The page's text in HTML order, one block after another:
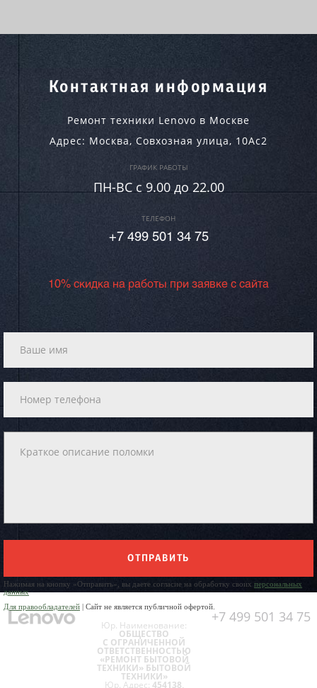
Контактная информация
Ремонт техники Lenovo в Москве
Адрес: Москва, Совхозная улица, 10Ас2
ГРАФИК РАБОТЫ
ПН-ВC c 9.00 до 22.00
ТЕЛЕФОН
+7 499 501 34 75
10% скидка на работы при заявке с сайта
ОТПРАВИТЬ
Нажимая на кнопку «Отправить», вы даете согласие на обработку своих персональных
данных
Для правообладателей | Сайт не является публичной офертой.
+7 499 501 34 75
Юр. Наименование:
ОБЩЕСТВО
С ОГРАНИЧЕННОЙ
ОТВЕТСТВЕННОСТЬЮ
«РЕМОНТ БЫТОВОЙ
ТЕХНИКИ» БЫТОВОЙ
ТЕХНИКИ»
Юр. Адрес: 454138,